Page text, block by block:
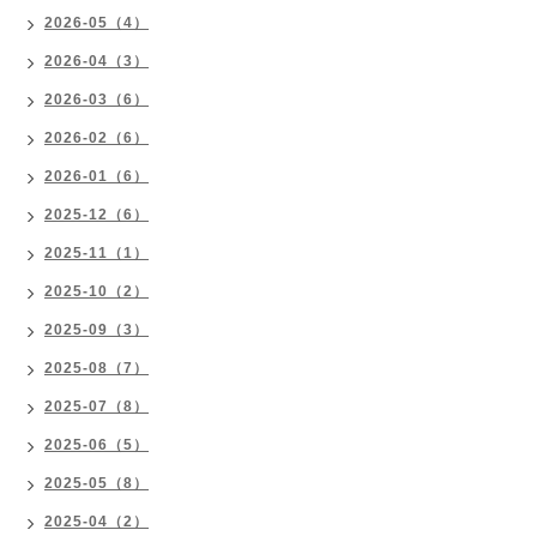
2026-05（4）
2026-04（3）
2026-03（6）
2026-02（6）
2026-01（6）
2025-12（6）
2025-11（1）
2025-10（2）
2025-09（3）
2025-08（7）
2025-07（8）
2025-06（5）
2025-05（8）
2025-04（2）